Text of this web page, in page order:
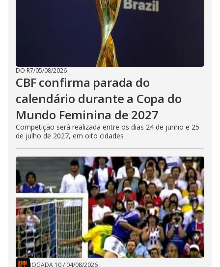
DO R7/05/08/2026
CBF confirma parada do
calendário durante a Copa do
Mundo Feminina de 2027
Competição será realizada entre os dias 24 de junho e 25
de julho de 2027, em oito cidades
JOGADA 10/ 04/08/2026